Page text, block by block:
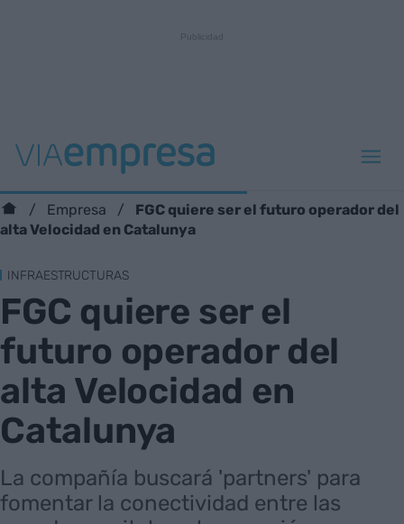
Empresa
FGC quiere ser el futuro operador del
alta Velocidad en Catalunya
INFRAESTRUCTURAS
FGC quiere ser el
futuro operador del
alta Velocidad en
Catalunya
La compañía buscará 'partners' para
fomentar la conectividad entre las